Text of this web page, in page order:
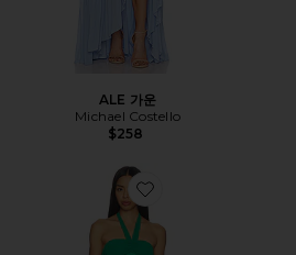
ALE 가운
Michael Costello
$258
Favorite MARILLA 원피스